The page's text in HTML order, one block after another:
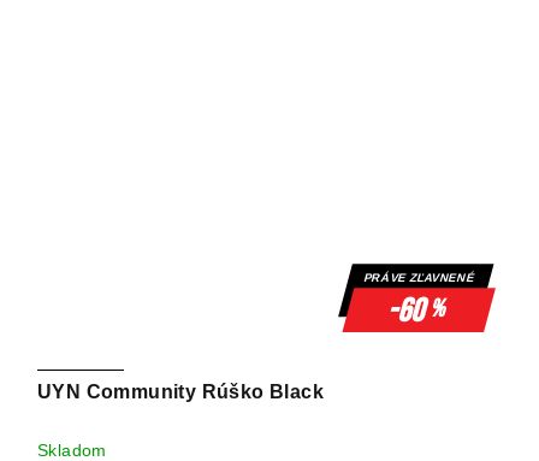
PRÁVE ZĽAVNENÉ
-60%
UYN Community Rúško Black
Skladom